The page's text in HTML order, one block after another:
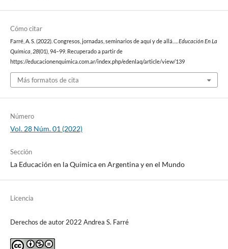
Cómo citar
Farré, A. S. (2022). Congresos, jornadas, seminarios de aquí y de allá…. Educación En La
Química 28(01), 94–99. Recuperado a partir de
https://educacionenquimica.com.ar/index.php/edenlaq/article/view/139
Más formatos de cita
Número
Vol. 28 Núm. 01 (2022)
Sección
La Educación en la Química en Argentina y en el Mundo
Licencia
Derechos de autor 2022 Andrea S. Farré